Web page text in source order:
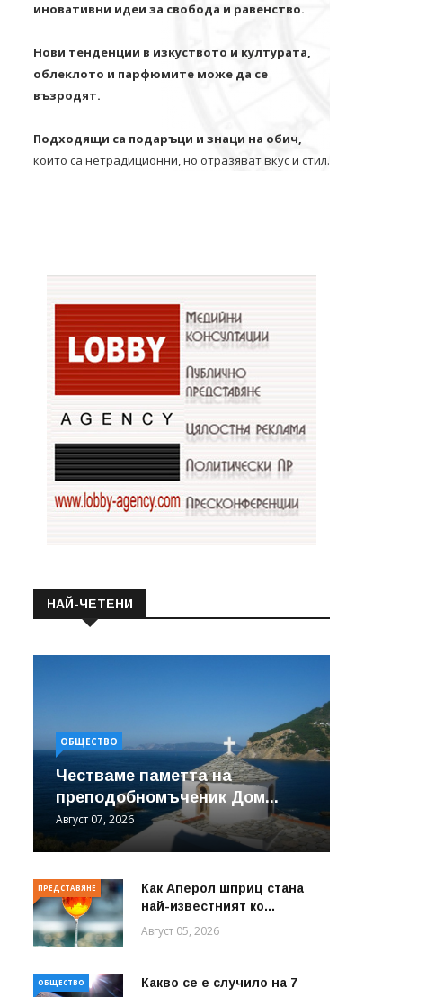
иновативни идеи за свобода и равенство.
Нови тенденции в изкуството и културата,
облеклото и парфюмите може да се
възродят.
Подходящи са подаръци и знаци на обич,
които са нетрадиционни, но отразяват вкус и стил.
НАЙ-ЧЕТЕНИ
ОБЩЕСТВО
Честваме паметта на
преподобномъченик Дом...
Август 07, 2026
ПРЕДСТАВЯНЕ
Как Аперол шприц стана
най-известният ко...
Август 05, 2026
ОБЩЕСТВО
Какво се е случило на 7